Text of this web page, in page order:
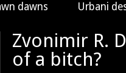
dawns Urbani
Zvonimir R.
of a bitch?